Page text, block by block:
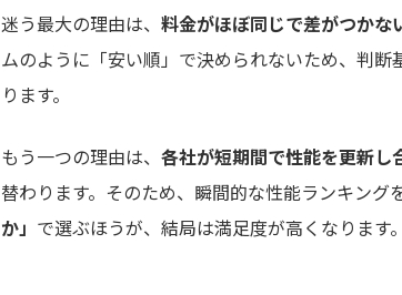
迷う最大の理由は、 料金がほぼ同じで差がつかな
ムのように「安い順」で決められないため、判
ります。
もう一つの理由は、 各社が短期間で性能を更新し
替わります。そのため、瞬間的な性能ランキング
か」 で選ぶほうが、結局は満足度が高くなります